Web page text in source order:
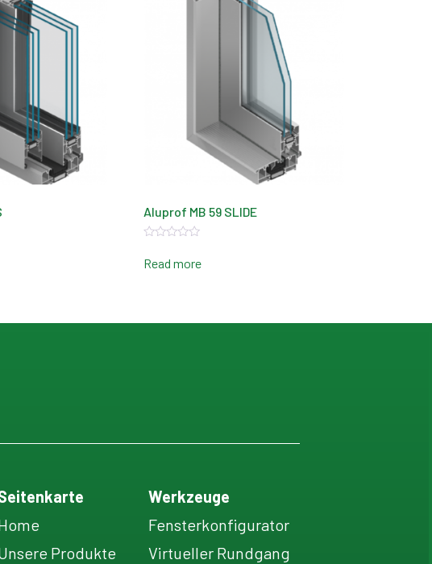
Aluprof MB 59 SLIDE
0
out
Read more
Produkte
Werkzeuge
Fensterkonfigurator
Virtueller Rundgang